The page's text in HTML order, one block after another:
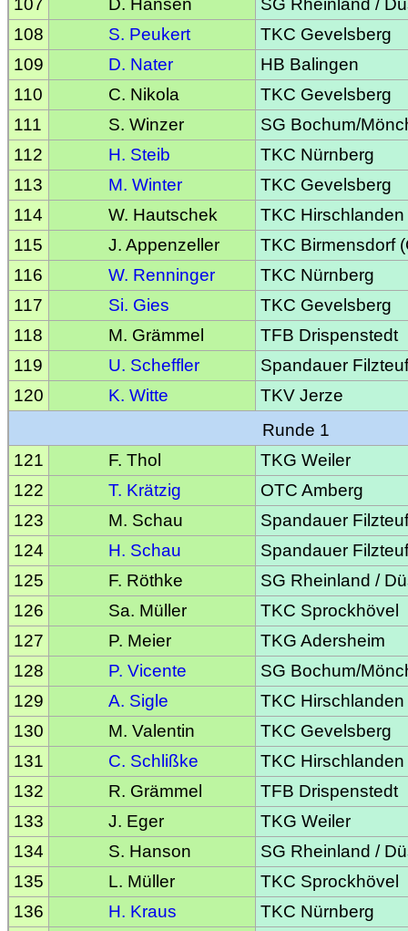
107
D. Hansen
SG Rheinland /
108
S. Peukert
TKC Gevelsberg
109
D. Nater
HB Balingen
110
C. Nikola
TKC Gevelsberg
111
S. Winzer
SG Bochum/
112
H. Steib
TKC Nürnberg
113
M. Winter
TKC Gevelsberg
114
W. Hautschek
TKC Hirschlanden
115
J. Appenzeller
TKC Birmensdorf
116
W. Renninger
TKC Nürnberg
117
Si. Gies
TKC Gevelsberg
118
M. Grämmel
TFB Drispenstedt
119
U. Scheffler
Spandauer
120
K. Witte
TKV Jerze
Runde 1
121
F. Thol
TKG Weiler
122
T. Krätzig
OTC Amberg
123
M. Schau
Spandauer
124
H. Schau
Spandauer
125
F. Röthke
SG Rheinland /
126
Sa. Müller
TKC Sprockhövel
127
P. Meier
TKG Adersheim
128
P. Vicente
SG Bochum/
129
A. Sigle
TKC Hirschlanden
130
M. Valentin
TKC Gevelsberg
131
C. Schlißke
TKC Hirschlanden
132
R. Grämmel
TFB Drispenstedt
133
J. Eger
TKG Weiler
134
S. Hanson
SG Rheinland /
135
L. Müller
TKC Sprockhövel
136
H. Kraus TKC Nürnberg